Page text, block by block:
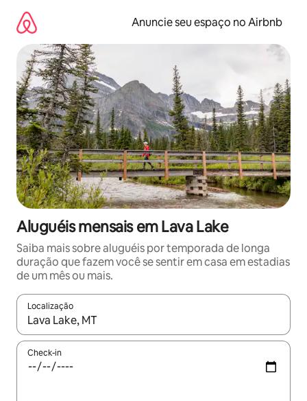
para
conteúdo
Anuncie seu espaço no Airbnb
Aluguéis mensais em Lava Lake
Saiba mais sobre aluguéis por temporada de longa
duração que fazem você se sentir em casa em estadias
de um mês ou mais.
Localização
Quando os resultados estiverem disponíveis, explore-os
Check-in